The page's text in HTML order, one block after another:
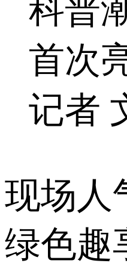
科普
首次
记者
现场人
绿色趣